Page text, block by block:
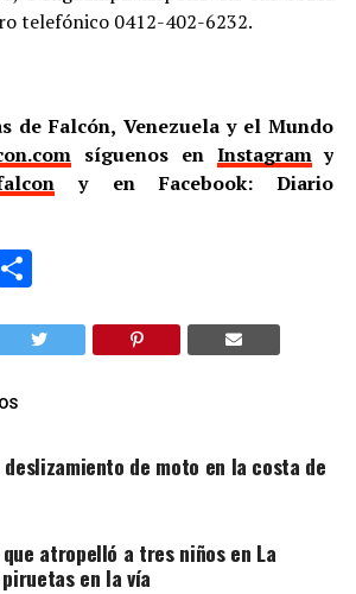
telefónico 0412-402-6232.
de Falcón, Venezuela y el Mundo
síguenos en Instagramy
y en Facebook: Diario
Compartir
deslizamiento de moto en la costa de
atropelló a tres niños en La
en la vía